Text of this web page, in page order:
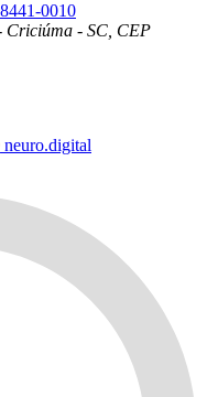
0010
Criciúma - SC, CEP
neuro.digital